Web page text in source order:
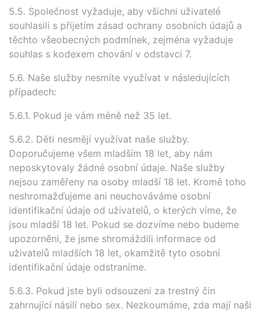
5.5. Společnost vyžaduje, aby všichni uživatelé
souhlasili s přijetím zásad ochrany osobních údajů a
těchto všeobecných podmínek, zejména vyžaduje
souhlas s kodexem chování v odstavci 7.
5.6. Naše služby nesmíte využívat v následujících
případech:
5.6.1. Pokud je vám méně než 35 let.
5.6.2. Děti nesmějí využívat naše služby.
Doporučujeme všem mladším 18 let, aby nám
neposkytovaly žádné osobní údaje. Naše služby
nejsou zaměřeny na osoby mladší 18 let. Kromě toho
neshromažďujeme ani neuchováváme osobní
identifikační údaje od uživatelů, o kterých víme, že
jsou mladší 18 let. Pokud se dozvíme nebo budeme
upozorněni, že jsme shromáždili informace od
uživatelů mladších 18 let, okamžitě tyto osobní
identifikační údaje odstraníme.
5.6.3. Pokud jste byli odsouzeni za trestný čin
zahrnující násilí nebo sex. Nezkoumáme, zda mají naši